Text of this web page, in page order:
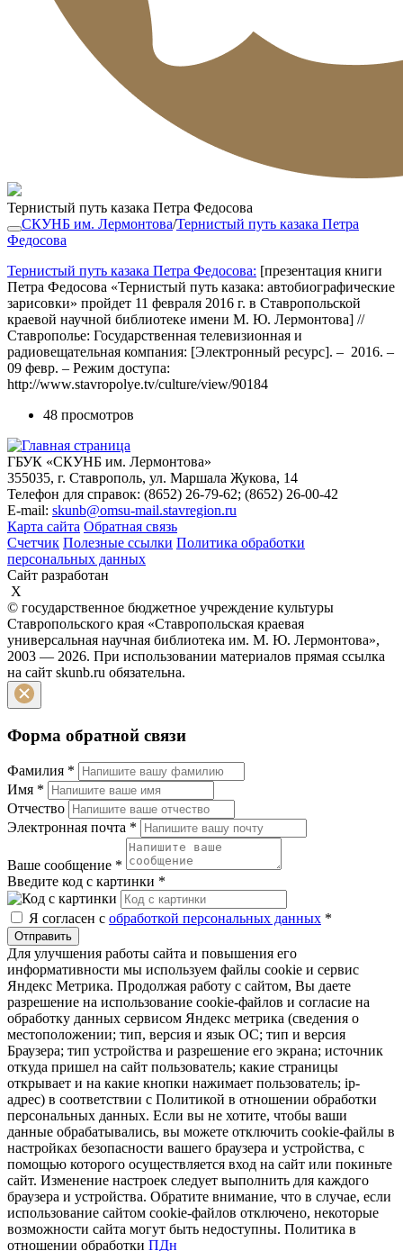
Тернистый путь казака Петра Федосова
СКУНБ им. Лермонтова/Тернистый путь казака Петра
Федосова
Тернистый путь казака Петра Федосова: [презентация книги
Петра Федосова «Тернистый путь казака: автобиографические
зарисовки» пройдет 11 февраля 2016 г. в Ставропольской
краевой научной библиотеке имени М. Ю. Лермонтова] //
Ставрополье: Государственная телевизионная и
радиовещательная компания: [Электронный ресурс]. – 2016. –
09 февр. – Режим доступа:
http://www.stavropolye.tv/culture/view/90184
48 просмотров
ГБУК «СКУНБ им. Лермонтова»
355035, г. Ставрополь, ул. Маршала Жукова, 14
Телефон для справок: (8652) 26-79-62; (8652) 26-00-42
E-mail: skunb@omsu-mail.stavregion.ru
Карта сайта Обратная связь
Счетчик Полезные ссылки Политика обработки
персональных данных
Сайт разработан
X
© государственное бюджетное учреждение культуры
Ставропольского края «Ставропольская краевая
универсальная научная библиотека им. М. Ю. Лермонтова»,
2003 — 2026. При использовании материалов прямая ссылка
на сайт skunb.ru обязательна.
Форма обратной связи
Фамилия *
Имя *
Отчество
Электронная почта *
Ваше сообщение *
Введите код с картинки *
Я согласен с обработкой персональных данных *
Отправить
Для улучшения работы сайта и повышения его
информативности мы используем файлы cookie и сервис
Яндекс Метрика. Продолжая работу с сайтом, Вы даете
разрешение на использование cookie-файлов и согласие на
обработку данных сервисом Яндекс метрика (сведения о
местоположении; тип, версия и язык ОС; тип и версия
Браузера; тип устройства и разрешение его экрана; источник
откуда пришел на сайт пользователь; какие страницы
открывает и на какие кнопки нажимает пользователь; ip-
адрес) в соответствии с Политикой в отношении обработки
персональных данных. Если вы не хотите, чтобы ваши
данные обрабатывались, вы можете отключить cookie-файлы в
настройках безопасности вашего браузера и устройства, с
помощью которого осуществляется вход на сайт или покиньте
сайт. Изменение настроек следует выполнить для каждого
браузера и устройства. Обратите внимание, что в случае, если
использование сайтом cookie-файлов отключено, некоторые
возможности сайта могут быть недоступны. Политика в
отношении обработки ПДн